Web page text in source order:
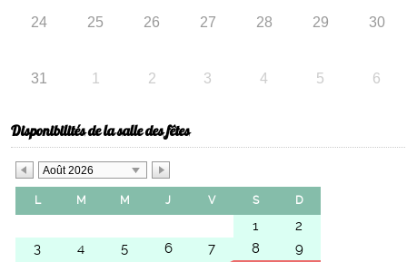
24 25 26 27 28 29 30
31 1 2 3 4 5 6
Disponibilités de la salle des fêtes
Août 2026
L M M J V S D
1
2
3
4 5 6 7 8
9